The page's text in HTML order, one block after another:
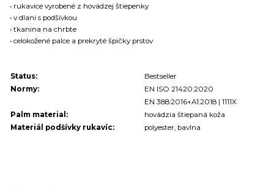
• rukavice vyrobené z hovädzej štiepenky
• v dlani s podšívkou
• tkanina na chrbte
• celokožené palce a prekryté špičky prstov
Status:
Bestseller
Normy:
EN ISO 21420:2020
EN 388:2016+A1:2018 | 1111X
Palm material:
hovädzia štiepaná koža
Materiál podšívky rukavíc:
polyester, bavlna